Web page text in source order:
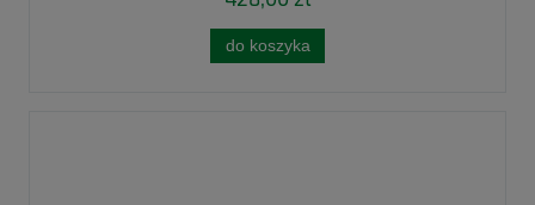
do koszyka